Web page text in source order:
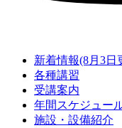
新着情報(8月3日
各種講習
受講案内
年間スケジュー
施設・設備紹介